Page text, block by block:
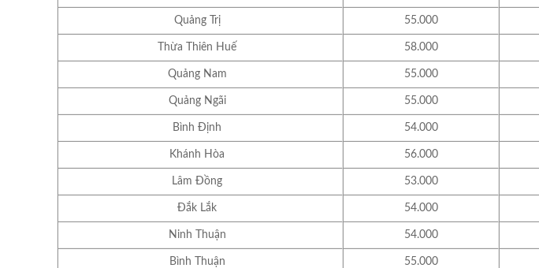
Quảng Trị 55.000
Thừa Thiên Huế 58.000
Quảng Nam 55.000
Quảng Ngãi 55.000
Bình Định 54.000
Khánh Hòa 56.000
Lâm Đồng 53.000
Đắk Lắk 54.000
Ninh Thuận 54.000
Bình Thuận 55.000